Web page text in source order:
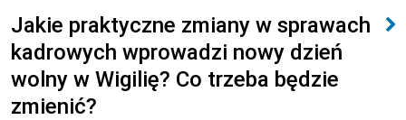
Jakie praktyczne zmiany w sprawach
kadrowych wprowadzi nowy dzień
wolny w Wigilię? Co trzeba będzie
zmienić?